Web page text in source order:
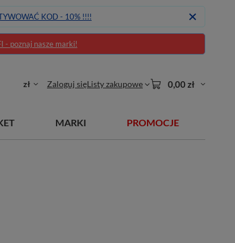
KOD - 10% !!!!
- poznaj nasze marki!
zł Zaloguj sięListy zakupowe 0,00 zł
MARKI PROMOCJE